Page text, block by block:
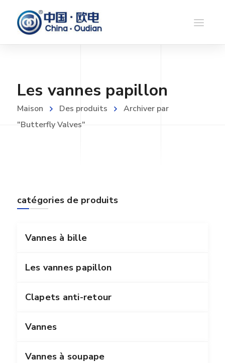
Les vannes papillon
Maison Des produits
Archiver par
"Butterfly Valves"
catégories de produits
Vannes à bille
Les vannes papillon
Clapets anti-retour
Vannes
Vannes à soupape